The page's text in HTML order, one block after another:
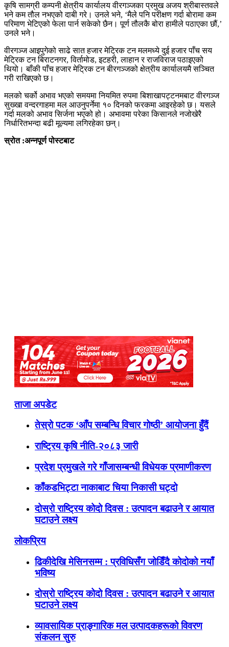
कृषि सामग्री कम्पनी क्षेत्रीय कार्यालय वीरगञ्जका प्रमुख अजय श्रीबास्तवले
भने कम तौल नभएको दाबी गरे। उनले भने, ‘मैले पनि परीक्षण गर्दा बोरामा कम
परिमाण भेटिएको फेला पार्न सकेको छैन। पूर्ण तौलकै बोरा हामीले पठाएका छौं,’
उनले भने।
वीरगञ्ज आइपुगेको साढे सात हजार मेट्रिक टन मलमध्ये दुई हजार पाँच सय
मेट्रिक टन बिराटनगर, विर्तामोड, इटहरी, लाहान र राजविराज पठाइएको
थियो। बाँकी पाँच हजार मेट्रिक टन बीरगञ्जको क्षेत्रीय कार्यालयमै सञ्चित
गरी राखिएको छ।
मलको चर्को अभाव भएको समयमा नियमित रुपमा बिशाखापट्टनमबाट वीरगञ्ज
सुख्खा वन्दरगाहमा मल आउनुपर्नेमा १० दिनको फरकमा आइरहेको छ। यसले
गर्दा मलको अभाव सिर्जना भएको हो। अभावमा परेका किसानले नजोखेरै
निर्धारितभन्दा बढी मूल्यमा लगिरहेका छन्।
स्रोत :अन्नपूर्ण पोस्टबाट
ताजा अपडेट
तेस्रो पटक ‘आँप सम्बन्धि विचार गोष्ठी’ आयोजना हुँदैं
राष्ट्रिय कृषि नीति-२०८३ जारी
प्रदेश प्रमुखले गरे गाँजासम्बन्धी विधेयक प्रमाणीकरण
काँकडभिट्टा नाकाबाट चिया निकासी घट्दो
दोस्रो राष्ट्रिय कोदो दिवस : उत्पादन बढाउने र आयात
घटाउने लक्ष्य
लोकप्रिय
ढिकीदेखि मेसिनसम्म : प्रविधिसँग जोडिँदै कोदोको नयाँ
भविष्य
दोस्रो राष्ट्रिय कोदो दिवस : उत्पादन बढाउने र आयात
घटाउने लक्ष्य
व्यावसायिक प्राङ्गारिक मल उत्पादकहरूको विवरण
संकलन सुरु